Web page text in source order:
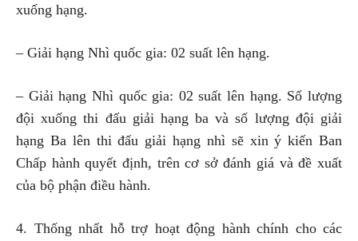
xuống hạng.
– Giải hạng Nhì quốc gia: 02 suất lên hạng.
– Giải hạng Nhì quốc gia: 02 suất lên hạng. Số lượng
đội xuống thi đấu giải hạng ba và số lượng đội giải
hạng Ba lên thi đấu giải hạng nhì sẽ xin ý kiến Ban
Chấp hành quyết định, trên cơ sở đánh giá và đề xuất
của bộ phận điều hành.
4. Thống nhất hỗ trợ hoạt động hành chính cho các